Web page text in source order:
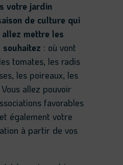
votre jardin
de culture qui
mettre les
: où vont
tomates, les radis
les poireaux, les
allez pouvoir
favorables
également votre
à partir de vos